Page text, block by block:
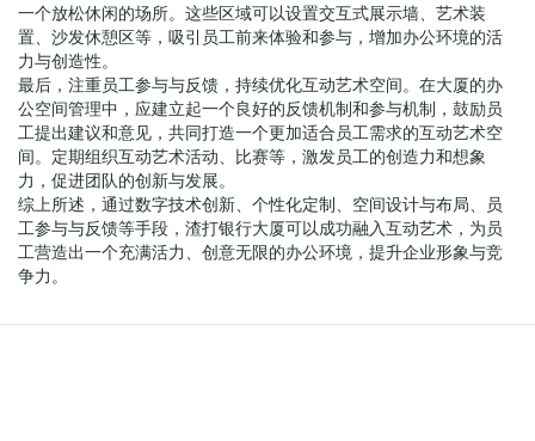
一个放松休闲的场所。这些区域可以设置交互式展示墙、艺术装
置、沙发休憩区等，吸引员工前来体验和参与，增加办公环境的活
力与创造性。
最后，注重员工参与与反馈，持续优化互动艺术空间。在大厦的办
公空间管理中，应建立起一个良好的反馈机制和参与机制，鼓励员
工提出建议和意见，共同打造一个更加适合员工需求的互动艺术空
间。定期组织互动艺术活动、比赛等，激发员工的创造力和想象
力，促进团队的创新与发展。
综上所述，通过数字技术创新、个性化定制、空间设计与布局、员
工参与与反馈等手段，渣打银行大厦可以成功融入互动艺术，为员
工营造出一个充满活力、创意无限的办公环境，提升企业形象与竞
争力。